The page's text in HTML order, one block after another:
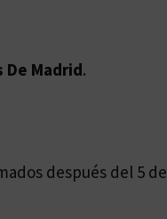
De Madrid.
después del 5 de